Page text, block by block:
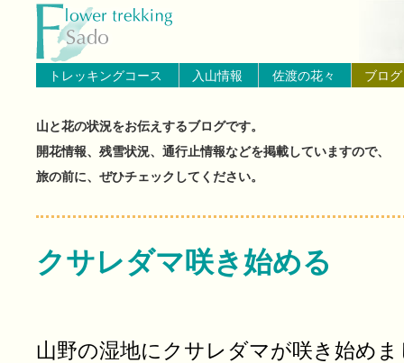
ブログ（佐渡島の山と花の状
トレッキングコース 入山情報 佐渡の花々 ブログ
山と花の状況をお伝えするブログです。
開花情報、残雪状況、通行止情報などを掲載していますので、
旅の前に、ぜひチェックしてください。
クサレダマ咲き始める
山野の湿地にクサレダマが咲き始め
トップページへ戻る